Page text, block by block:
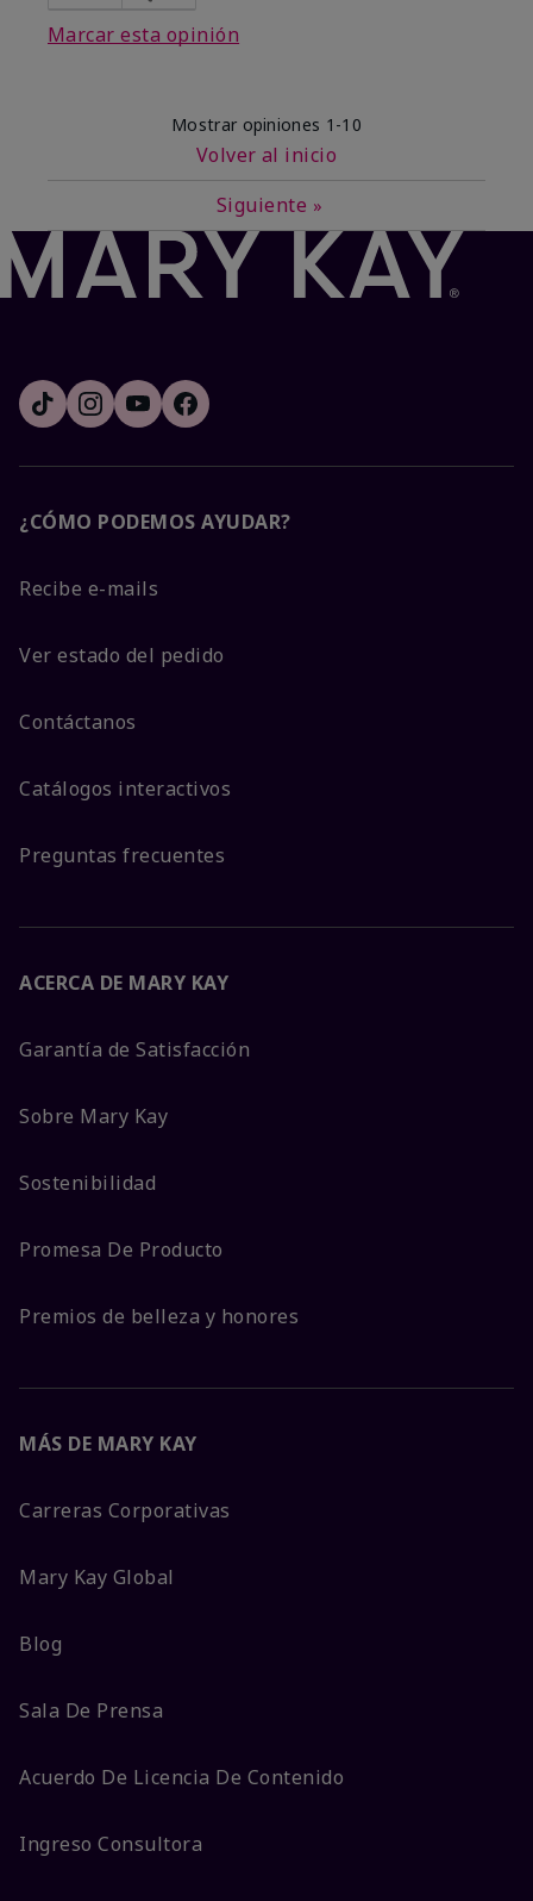
Marcar esta opinión
Mostrar opiniones 1-10
Volver al inicio
Siguiente »
¿CÓMO PODEMOS AYUDAR?
Recibe e-mails
Ver estado del pedido
Contáctanos
Catálogos interactivos
Preguntas frecuentes
ACERCA DE MARY KAY
Garantía de Satisfacción
Sobre Mary Kay
Sostenibilidad
Promesa De Producto
Premios de belleza y honores
MÁS DE MARY KAY
Carreras Corporativas
Mary Kay Global
Blog
Sala De Prensa
Acuerdo De Licencia De Contenido
Ingreso Consultora